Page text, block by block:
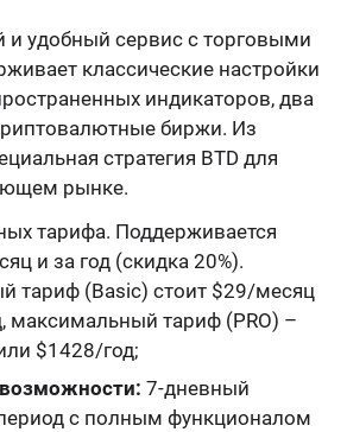
и удобный сервис с торговыми
классические настройки
индикаторов, два
биржи. Из
стратегия BTD для
рынке.
тарифа. Поддерживается
и за год (скидка 20%).
тариф (Basic) стоит $29/месяц
максимальный тариф (PRO) –
$1428/год;
7-дневный
с полным функционалом